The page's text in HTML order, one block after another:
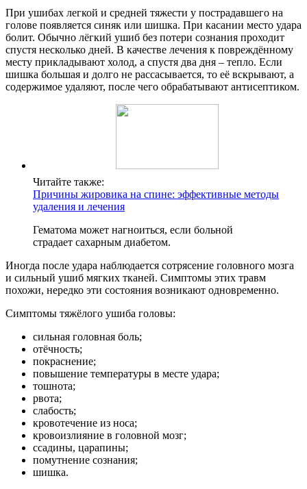
При ушибах легкой и средней тяжести у пострадавшего на
голове появляется синяк или шишка. При касании место удара
болит. Обычно лёгкий ушиб без потери сознания проходит
спустя несколько дней. В качестве лечения к повреждённому
месту прикладывают холод, а спустя два дня – тепло. Если
шишка большая и долго не рассасывается, то её вскрывают, а
содержимое удаляют, после чего обрабатывают антисептиком.
Читайте также:
Причины жировика на спине: эффективные методы
удаления и лечения
Гематома может нагноиться, если больной
страдает сахарным диабетом.
Иногда после удара наблюдается сотрясение головного мозга
и сильный ушиб мягких тканей. Симптомы этих травм
похожи, нередко эти состояния возникают одновременно.
Симптомы тяжёлого ушиба головы:
сильная головная боль;
отёчность;
покраснение;
повышение температуры в месте удара;
тошнота;
рвота;
слабость;
кровотечение из носа;
кровоизлияние в головной мозг;
ссадины, царапины;
помутнение сознания;
шишка.